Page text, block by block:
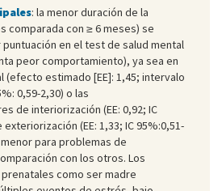
: la menor duración de la
comparada con ≥ 6 meses) se
puntuación en el test de salud mental
peor comportamiento), ya sea en
(efecto estimado [EE]: 1,45; intervalo
0,59-2,30) o las
de interiorización (EE: 0,92; IC
(EE: 1,33; IC 95%:0,51-
para problemas de
con los otros. Los
como ser madre